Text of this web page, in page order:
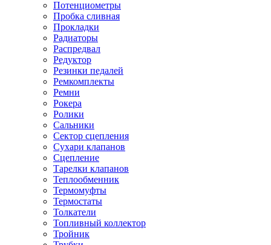
Потенциометры
Пробка сливная
Прокладки
Радиаторы
Распредвал
Редуктор
Резинки педалей
Ремкомплекты
Ремни
Рокера
Ролики
Сальники
Сектор сцепления
Сухари клапанов
Сцепление
Тарелки клапанов
Теплообменник
Термомуфты
Термостаты
Толкатели
Топливный коллектор
Тройник